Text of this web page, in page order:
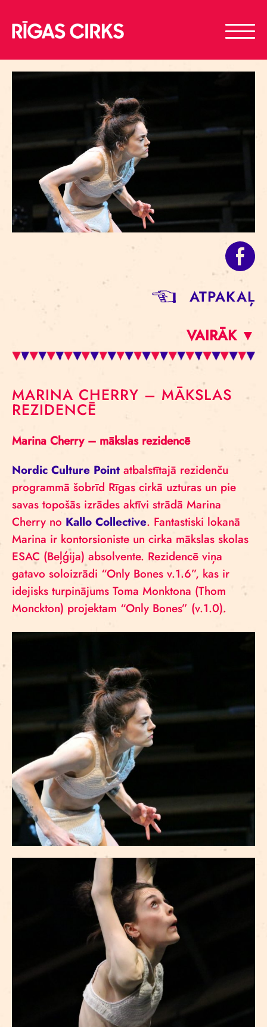
ATPAKAĻ
VAIRĀK ▼
MARINA CHERRY – MĀKSLAS
REZIDENCĒ
Marina Cherry – mākslas rezidencē
Nordic Culture Point atbalstītajā rezidenču
programmā šobrīd Rīgas cirkā uzturas un pie
savas topošās izrādes aktīvi strādā Marina
Cherry no Kallo Collective. Fantastiski lokanā
Marina ir kontorsioniste un cirka mākslas skolas
ESAC (Beļģija) absolvente. Rezidencē viņa
gatavo soloizrādi “Only Bones v.1.6”, kas ir
idejisks turpinājums Toma Monktona (Thom
Monckton) projektam “Only Bones” (v.1.0).